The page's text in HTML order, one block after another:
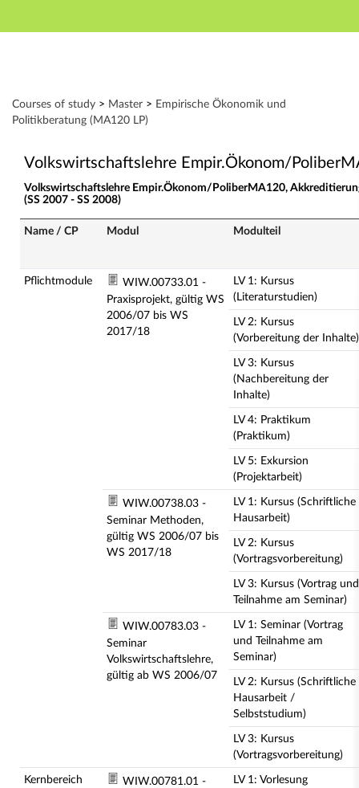
Hauptnavigation
Hauptinhalt
Fußzeile
Modulverzeichnis - Studiengänge
Courses of study > Master > Empirische Ökonomik und
Politikberatung (MA120 LP)
Volkswirtschaftslehre Empir.Ökonom/
Volkswirtschaftslehre Empir.Ökonom/PoliberMA120,
(SS 2007 - SS 2008)
Name / CP Modul Modulteil
Pflichtmodule
WIW.00733.01 -
Praxisprojekt, gültig WS
2006/07 bis WS
2017/18
LV 1: Kursus
(Literaturstudien)
LV 2: Kursus
(Vorbereitung der Inhalte)
LV 3: Kursus
(Nachbereitung der
Inhalte)
LV 4: Praktikum
(Praktikum)
LV 5: Exkursion
(Projektarbeit)
WIW.00738.03 -
Seminar Methoden,
gültig WS 2006/07 bis
WS 2017/18
LV 1: Kursus (Schriftliche
Hausarbeit)
LV 2: Kursus
(Vortragsvorbereitung)
LV 3: Kursus (Vortrag und
Teilnahme am Seminar)
WIW.00783.03 -
Seminar
Volkswirtschaftslehre,
gültig ab WS 2006/07
LV 1: Seminar (Vortrag
und Teilnahme am
Seminar)
LV 2: Kursus (Schriftliche
Hausarbeit /
Selbststudium)
LV 3: Kursus
(Vortragsvorbereitung)
Kernbereich
WIW.00781.01 -
LV 1: Vorlesung